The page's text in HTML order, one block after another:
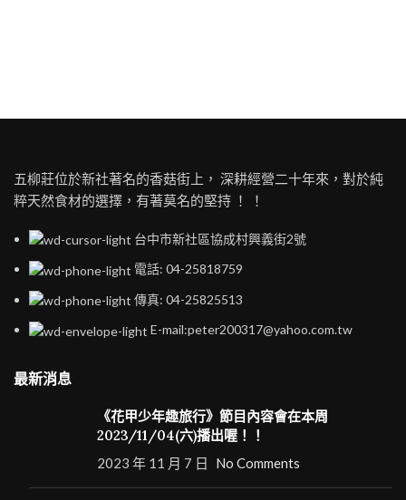
五柳莊位於新社著名的香菇街上， 深耕經營二十年來，對於純
粹天然食材的選擇，有著莫名的堅持 ！ ！
台中市新社區協成村興義街2號
電話: 04-25818759
傳真: 04-25825513
E-mail:peter200317@yahoo.com.tw
最新消息
《花甲少年趣旅行》節目內容會在本周
2023/11/04(六)播出喔！！
2023 年 11 月 7 日 No Comments